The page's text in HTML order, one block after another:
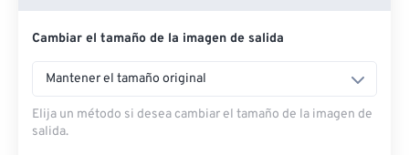
Desde URL
Cambiar el tamaño de la imagen de salida
Mantener el tamaño original
Elija un método si desea cambiar el tamaño de la imagen de
salida.